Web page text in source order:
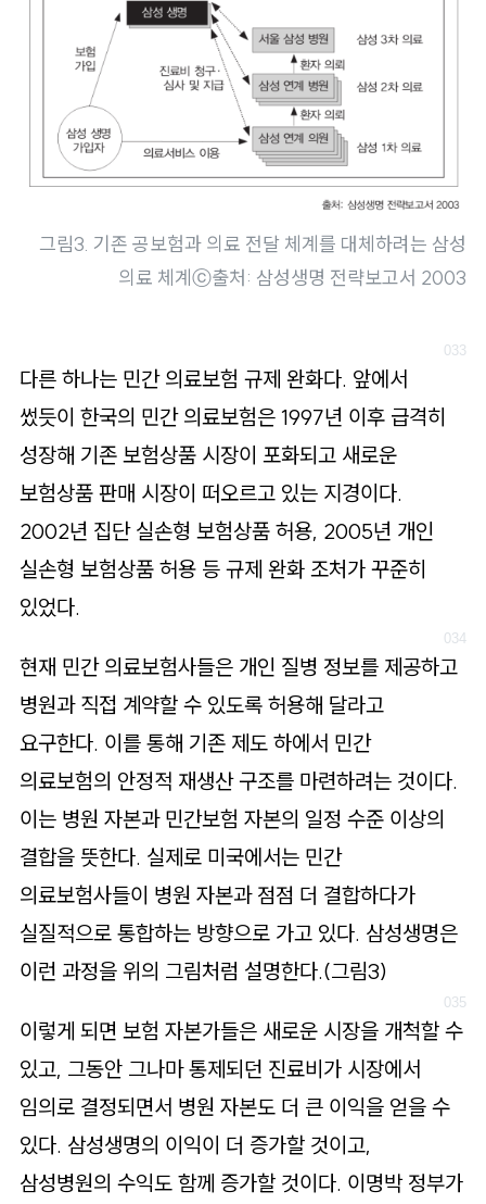
그림3. 기존 공보험과 의료 전달 체계를 대체하려는 삼성
의료 체계ⓒ출처: 삼성생명 전략보고서 2003
다른 하나는 민간 의료보험 규제 완화다. 앞에서
썼듯이 한국의 민간 의료보험은 1997년 이후 급격히
성장해 기존 보험상품 시장이 포화되고 새로운
보험상품 판매 시장이 떠오르고 있는 지경이다.
2002년 집단 실손형 보험상품 허용, 2005년 개인
실손형 보험상품 허용 등 규제 완화 조처가 꾸준히
있었다.
현재 민간 의료보험사들은 개인 질병 정보를 제공하고
병원과 직접 계약할 수 있도록 허용해 달라고
요구한다. 이를 통해 기존 제도 하에서 민간
의료보험의 안정적 재생산 구조를 마련하려는 것이다.
이는 병원 자본과 민간보험 자본의 일정 수준 이상의
결합을 뜻한다. 실제로 미국에서는 민간
의료보험사들이 병원 자본과 점점 더 결합하다가
실질적으로 통합하는 방향으로 가고 있다. 삼성생명은
이런 과정을 위의 그림처럼 설명한다.(그림3)
이렇게 되면 보험 자본가들은 새로운 시장을 개척할 수
있고, 그동안 그나마 통제되던 진료비가 시장에서
임의로 결정되면서 병원 자본도 더 큰 이익을 얻을 수
있다. 삼성생명의 이익이 더 증가할 것이고,
삼성병원의 수익도 함께 증가할 것이다. 이명박 정부가